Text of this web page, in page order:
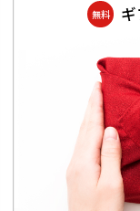
無料